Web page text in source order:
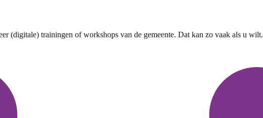
(digitale) trainingen of workshops van de gemeente. Dat kan zo vaak als u wilt.